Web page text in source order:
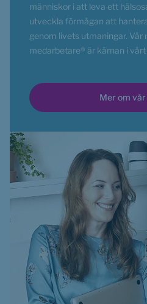
människor i att leva ett
utveckla förmågan att
genom livets utmaningar. Vår
medarbetare® är kärnan i
Mer om